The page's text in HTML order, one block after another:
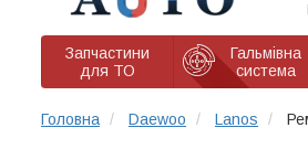
Запчастини
для ТО
Гальмівна
система
Головна Daewoo Lanos